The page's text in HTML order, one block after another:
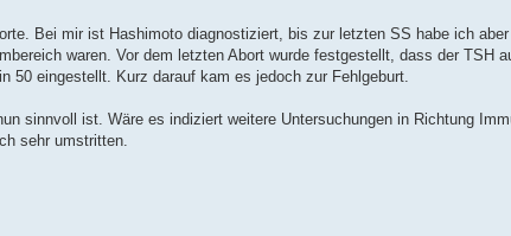
Bei mir ist Hashimoto diagnostiziert, bis zur letzten SS habe ich
waren. Vor dem letzten Abort wurde festgestellt, dass der TSH
50 eingestellt. Kurz darauf kam es jedoch zur Fehlgeburt.
sinnvoll ist. Wäre es indiziert weitere Untersuchungen in Richtung
sehr umstritten.